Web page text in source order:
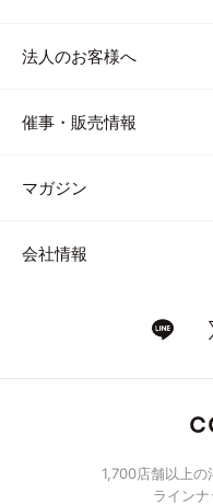
法人のお客様へ
催事・販売情報
マガジン
会社情報
1,700店舗以上
ライン